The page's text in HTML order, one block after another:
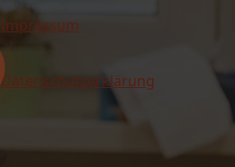
Impressum
Datenschutzerklärung